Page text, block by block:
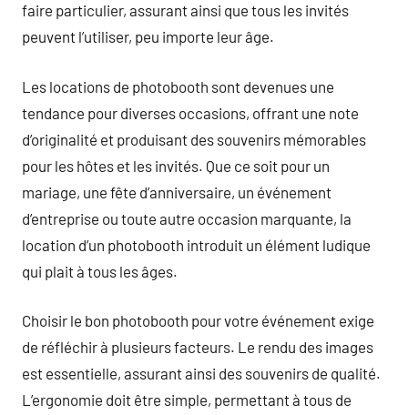
faire particulier, assurant ainsi que tous les invités
peuvent l’utiliser, peu importe leur âge.
Les locations de photobooth sont devenues une
tendance pour diverses occasions, offrant une note
d’originalité et produisant des souvenirs mémorables
pour les hôtes et les invités. Que ce soit pour un
mariage, une fête d’anniversaire, un événement
d’entreprise ou toute autre occasion marquante, la
location d’un photobooth introduit un élément ludique
qui plait à tous les âges.
Choisir le bon photobooth pour votre événement exige
de réfléchir à plusieurs facteurs. Le rendu des images
est essentielle, assurant ainsi des souvenirs de qualité.
L’ergonomie doit être simple, permettant à tous de